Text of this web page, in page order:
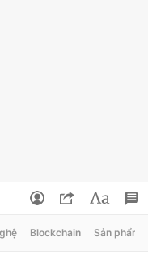
Blockchain Sản phẩm